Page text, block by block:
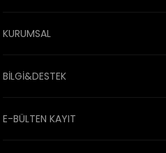
KURUMSAL
BİLGİ&DESTEK
E-BÜLTEN KAYIT